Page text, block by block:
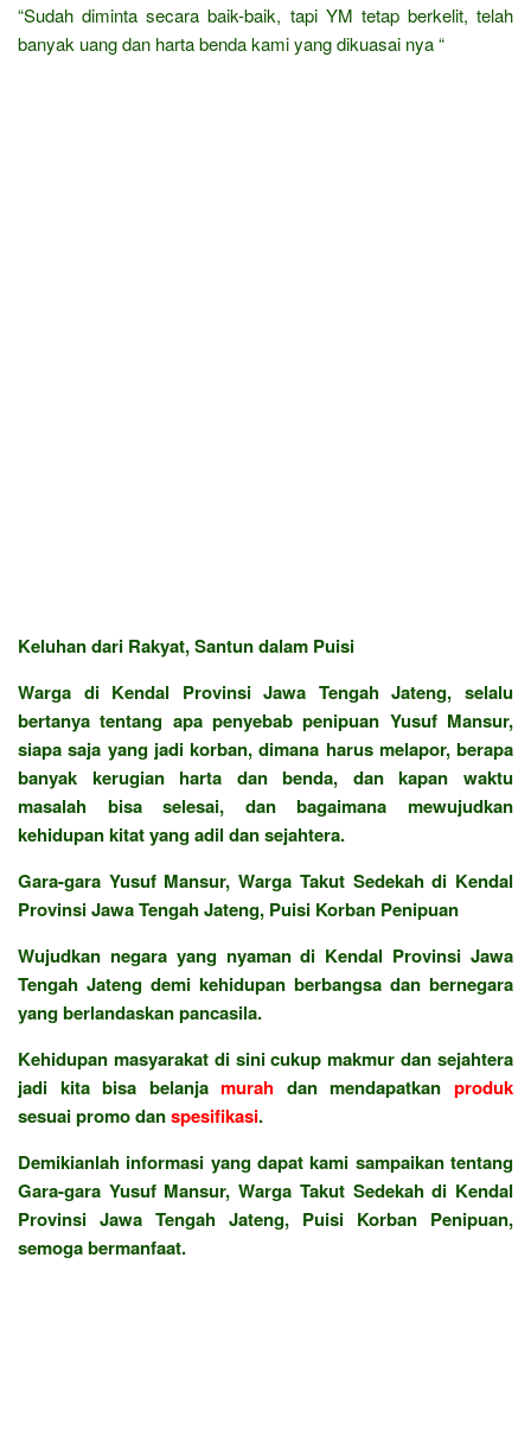
“Sudah diminta secara baik-baik, tapi YM tetap berkelit, telah
banyak uang dan harta benda kami yang dikuasai nya “
Keluhan dari Rakyat, Santun dalam Puisi
Warga di Kendal Provinsi Jawa Tengah Jateng, selalu
bertanya tentang apa penyebab penipuan Yusuf Mansur,
siapa saja yang jadi korban, dimana harus melapor, berapa
banyak kerugian harta dan benda, dan kapan waktu
masalah bisa selesai, dan bagaimana mewujudkan
kehidupan kitat yang adil dan sejahtera.
Gara-gara Yusuf Mansur, Warga Takut Sedekah di Kendal
Provinsi Jawa Tengah Jateng, Puisi Korban Penipuan
Wujudkan negara yang nyaman di Kendal Provinsi Jawa
Tengah Jateng demi kehidupan berbangsa dan bernegara
yang berlandaskan pancasila.
Kehidupan masyarakat di sini cukup makmur dan sejahtera
jadi kita bisa belanjamurah dan mendapatkanproduk
sesuai promo danspesifikasi.
Demikianlah informasi yang dapat kami sampaikan tentang
Gara-gara Yusuf Mansur, Warga Takut Sedekah di Kendal
Provinsi Jawa Tengah Jateng, Puisi Korban Penipuan,
semoga bermanfaat.